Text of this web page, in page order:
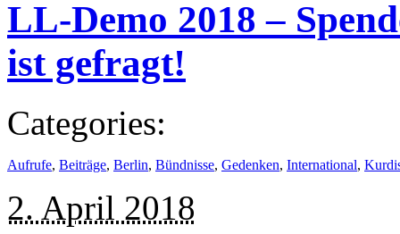
LL-Demo 2018 –
ist gefragt!
Categories:
Aufrufe, Beiträge, Berlin, Bündnisse, Gedenken, International,
2. April 2018